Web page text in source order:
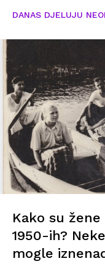
DANAS DJELUJU
Kako su
1950-ih?
mogle